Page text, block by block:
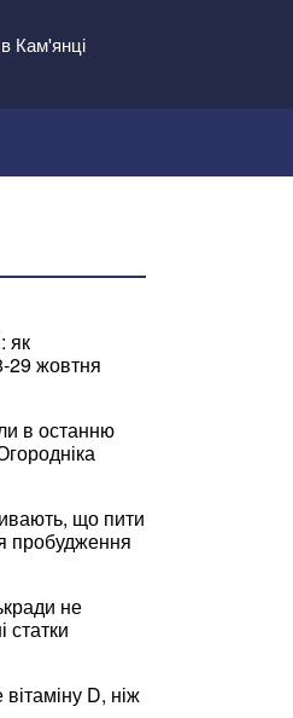
Кам'янці
як
29 жовтня
в останню
що пити
пробудження
не
статки
D, ніж